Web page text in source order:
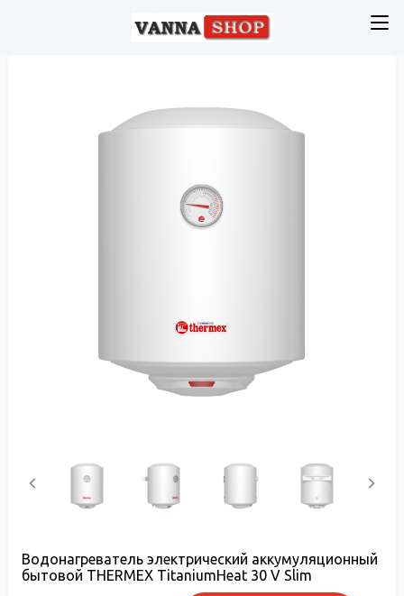
Водонагреватель электрический аккумуляционный
бытовой THERMEX TitaniumHeat 30 V Slim